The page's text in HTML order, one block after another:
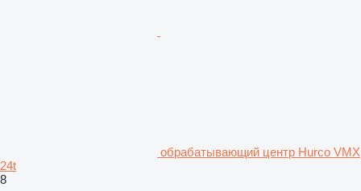
обрабатывающий центр Hurco VMX
24t
8